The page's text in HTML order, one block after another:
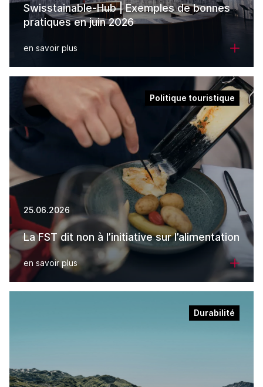
Swisstainable-Hub | Exemples de bonnes
pratiques en juin 2026
en savoir plus
Politique touristique
25.06.2026
La FST dit non à l’initiative sur l’alimentation
en savoir plus
Durabilité